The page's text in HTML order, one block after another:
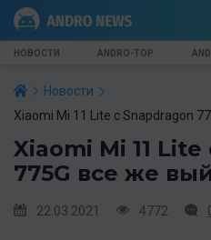
НОВОСТИ ANDRO-TOP
Новости
Xiaomi Mi 11 Lite с Snapdragon
Xiaomi Mi 11
775G все же
22.03.2021 4772